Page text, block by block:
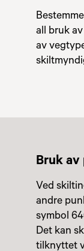
all bruk
av
Bruk
Ved
andre
symbol
Det kan
tilknyttet